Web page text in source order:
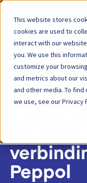
This website stores
cookies are used to
interact with our
you. We use this
customize your
and metrics about our
and other media. To
we use, see our Privacy
TERUG
De
e-
in 2026:
weten
Peppol